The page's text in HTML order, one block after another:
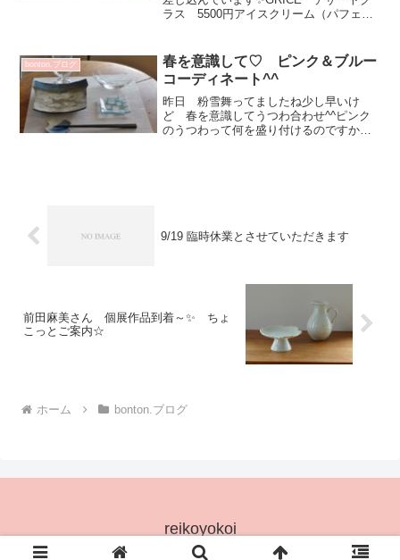
ラス 5500円アイスクリーム（パフェ
円 ジュンサイやもずくなどにも♡冷た
い麺類や ...
bonton.ブログ
春を意識して♡ ピンク＆ブルー
コーディネート^^
昨日 粉雪舞ってましたね少し早いけ
ど 春を意識してうつわ合わせ^^ピンク
のうつわって何を盛り付けるのですか？
9/19 臨時休業とさせていただきます
前田麻美さん 個展作品到着～✨ ちょ
こっとご案内☆
ホーム bonton.ブログ
reikoyokoi
© 2025 reikoyokoi.